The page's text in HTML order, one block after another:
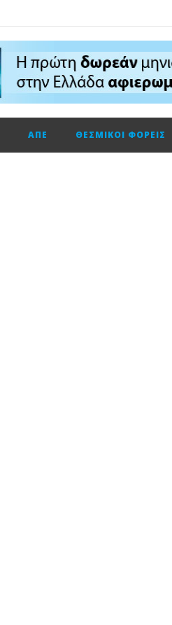
Ενεργειακή αναβάθμιση κτηρίων: Παθητικές παρεμβάσεις που κάνουν τη διαφορά
ΑΠΕ ΘΕΣΜΙΚΟΊ ΦΟΡΕΊΣ